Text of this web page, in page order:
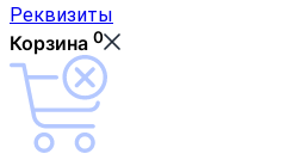
Реквизиты
Корзина 0